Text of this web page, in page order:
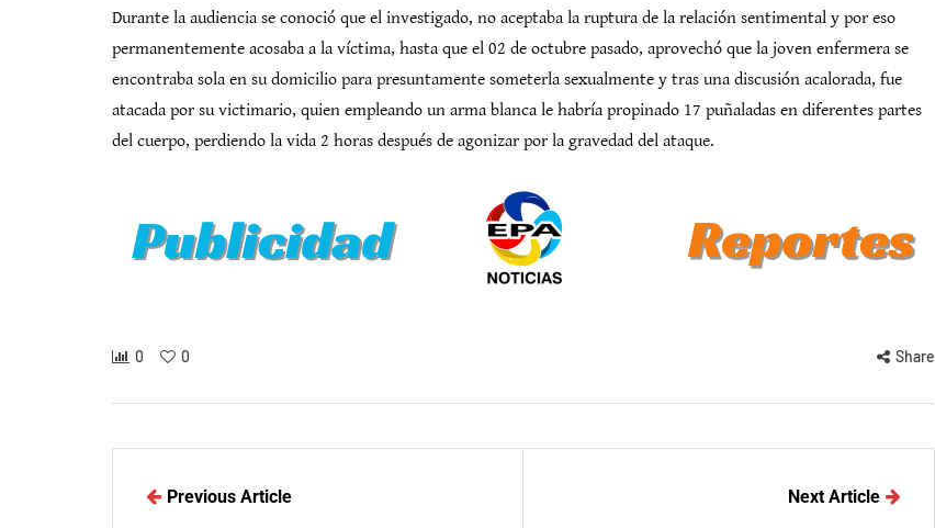
Durante la audiencia se conoció que el investigado, no aceptaba la ruptura de la relación sentimental y por eso
permanentemente acosaba a la víctima, hasta que el 02 de octubre pasado, aprovechó que la joven enfermera se
encontraba sola en su domicilio para presuntamente someterla sexualmente y tras una discusión acalorada, fue
atacada por su victimario, quien empleando un arma blanca le habría propinado 17 puñaladas en diferentes partes
del cuerpo, perdiendo la vida 2 horas después de agonizar por la gravedad del ataque.
0 0 Share
Previous Article Next Article